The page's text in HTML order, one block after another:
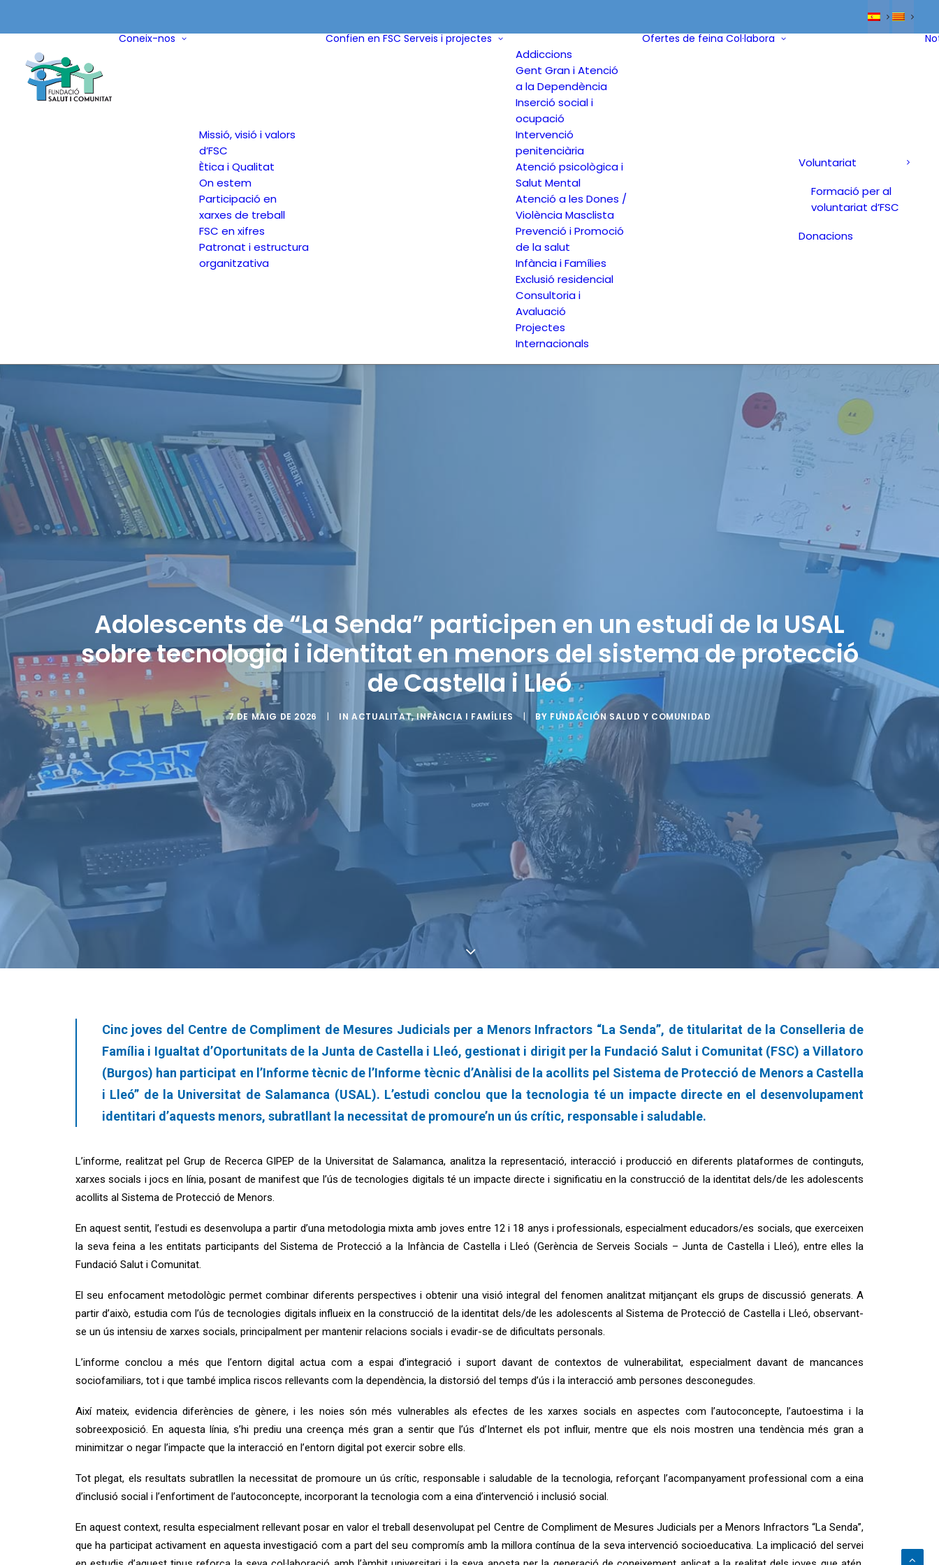
Coneix-nos
Missió, visió i valors
d’FSC
Ètica i Qualitat
On estem
Participació en
xarxes de treball
FSC en xifres
Patronat i estructura
organitzativa
Confien en FSC Serveis i projectes
Addiccions
Gent Gran i Atenció
a la Dependència
Inserció social i
ocupació
Intervenció
penitenciària
Atenció psicològica i
Salut Mental
Atenció a les Dones /
Violència Masclista
Prevenció i Promoció
de la salut
Infància i Famílies
Exclusió residencial
Consultoria i
Avaluació
Projectes
Internacionals
Ofertes de feina Col·labora
Voluntariat
Formació per al
voluntariat d’FSC
Donacions
Adolescents de “La Senda” participen en un estudi de la USAL
sobre tecnologia i identitat en menors del sistema de protecció
de Castella i Lleó
7 DE MAIG DE 2026 | INACTUALITAT,INFÀNCIA I FAMÍLIES | BYFUNDACIÓN SALUD Y COMUNIDAD
Cinc joves del Centre de Compliment de Mesures Judicials per a Menors Infractors “La Senda”, de titularitat de la Conselleria de
Família i Igualtat d’Oportunitats de la Junta de Castella i Lleó, gestionat i dirigit per la Fundació Salut i Comunitat (FSC) a Villatoro
(Burgos) han participat en l’Informe tècnic de l’Informe tècnic d’Anàlisi de la acollits pel Sistema de Protecció de Menors a Castella
i Lleó” de la Universitat de Salamanca (USAL). L’estudi conclou que la tecnologia té un impacte directe en el desenvolupament
identitari d’aquests menors, subratllant la necessitat de promoure’n un ús crític, responsable i saludable.
L’informe, realitzat pel Grup de Recerca GIPEP de la Universitat de Salamanca, analitza la representació, interacció i producció en diferents plataformes de continguts,
xarxes socials i jocs en línia, posant de manifest que l’ús de tecnologies digitals té un impacte directe i significatiu en la construcció de la identitat dels/de les adolescents
acollits al Sistema de Protecció de Menors.
En aquest sentit, l’estudi es desenvolupa a partir d’una metodologia mixta amb joves entre 12 i 18 anys i professionals, especialment educadors/es socials, que exerceixen
la seva feina a les entitats participants del Sistema de Protecció a la Infància de Castella i Lleó (Gerència de Serveis Socials – Junta de Castella i Lleó), entre elles la
Fundació Salut i Comunitat.
El seu enfocament metodològic permet combinar diferents perspectives i obtenir una visió integral del fenomen analitzat mitjançant els grups de discussió generats. A
partir d’això, estudia com l’ús de tecnologies digitals influeix en la construcció de la identitat dels/de les adolescents al Sistema de Protecció de Castella i Lleó, observant-
se un ús intensiu de xarxes socials, principalment per mantenir relacions socials i evadir-se de dificultats personals.
L’informe conclou a més que l’entorn digital actua com a espai d’integració i suport davant de contextos de vulnerabilitat, especialment davant de mancances
sociofamiliars, tot i que també implica riscos rellevants com la dependència, la distorsió del temps d’ús i la interacció amb persones desconegudes.
Així mateix, evidencia diferències de gènere, i les noies són més vulnerables als efectes de les xarxes socials en aspectes com l’autoconcepte, l’autoestima i la
sobreexposició. En aquesta línia, s’hi prediu una creença més gran a sentir que l’ús d’Internet els pot influir, mentre que els nois mostren una tendència més gran a
minimitzar o negar l’impacte que la interacció en l’entorn digital pot exercir sobre ells.
Tot plegat, els resultats subratllen la necessitat de promoure un ús crític, responsable i saludable de la tecnologia, reforçant l’acompanyament professional com a eina
d’inclusió social i l’enfortiment de l’autoconcepte, incorporant la tecnologia com a eina d’intervenció i inclusió social.
En aquest context, resulta especialment rellevant posar en valor el treball desenvolupat pel Centre de Compliment de Mesures Judicials per a Menors Infractors “La Senda”,
que ha participat activament en aquesta investigació com a part del seu compromís amb la millora contínua de la seva intervenció socioeducativa. La implicació del servei